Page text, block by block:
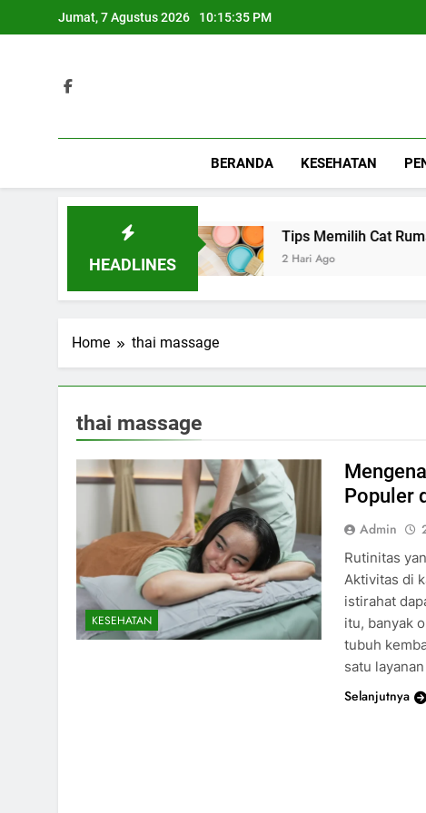
to
Jumat, 7 Agustus 2026 10:15:35 PM
BERANDA KESEHATAN
HEADLINES
Acara Spesial Tips Memilih Cat Rumah
2 Hari Ago
Home thai massage
thai massage
KESEHATAN
Populer
Admin
Rutinitas
Aktivitas di
istirahat
itu, banyak
tubuh
satu
Selanjutnya